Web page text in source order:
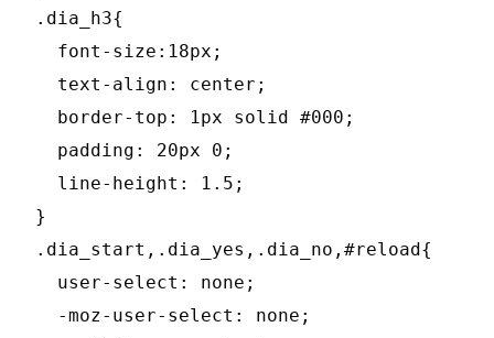
.dia_h3{
  font-size:18px;
  text-align: center;
  border-top: 1px solid #000;
  padding: 20px 0;
  line-height: 1.5;
}
.dia_start,.dia_yes,.dia_no,#reload{
  user-select: none;
  -moz-user-select: none;